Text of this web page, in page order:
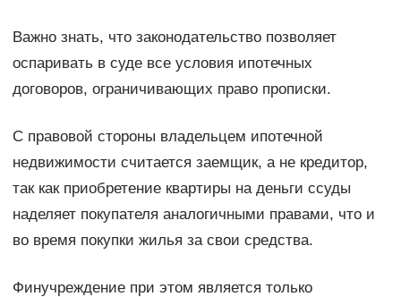
Важно знать, что законодательство позволяет
оспаривать в суде все условия ипотечных
договоров, ограничивающих право прописки.
С правовой стороны владельцем ипотечной
недвижимости считается заемщик, а не кредитор,
так как приобретение квартиры на деньги ссуды
наделяет покупателя аналогичными правами, что и
во время покупки жилья за свои средства.
Финучреждение при этом является только